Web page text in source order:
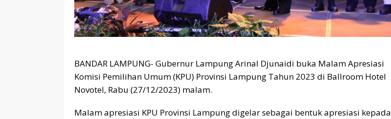
BANDAR LAMPUNG- Gubernur Lampung Arinal Djunaidi buka Malam Apresiasi
Komisi Pemilihan Umum (KPU) Provinsi Lampung Tahun 2023 di Ballroom Hotel
Novotel, Rabu (27/12/2023) malam.
Malam apresiasi KPU Provinsi Lampung digelar sebagai bentuk apresiasi kepada